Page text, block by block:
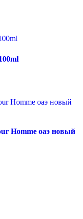
Homme оаэ новый